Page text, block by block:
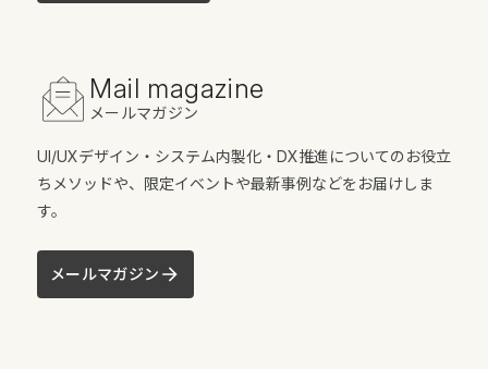
Mail magazine
メールマガジン
UI/UXデザイン・システム内製化・DX推進についてのお役立
ちメソッドや、限定イベントや最新事例などをお届けしま
す。
メールマガジン